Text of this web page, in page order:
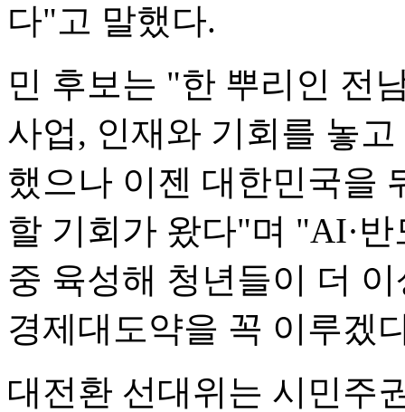
다"고 말했다.
민 후보는 "한 뿌리인 전
사업, 인재와 기회를 놓
했으나 이젠 대한민국을
할 기회가 왔다"며 "AI·
중 육성해 청년들이 더
경제대도약을 꼭 이루겠
대전환 선대위는 시민주